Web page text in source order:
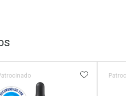
AOS FAVORITOS